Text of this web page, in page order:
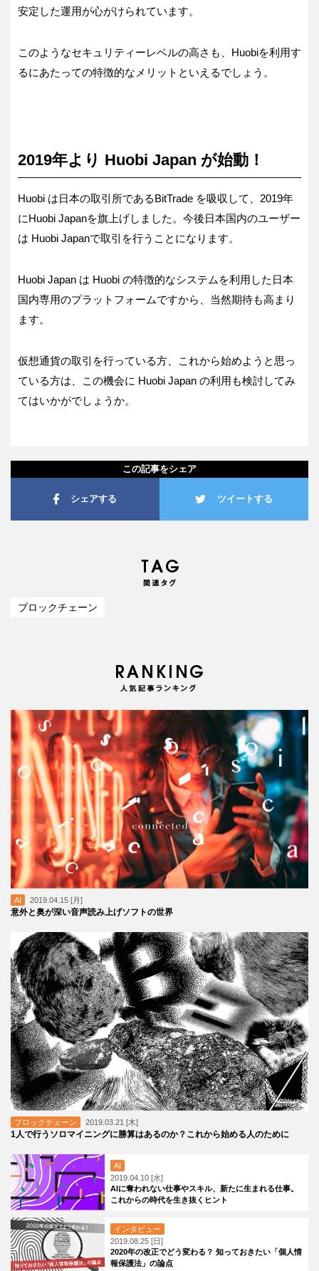
安定した運用が心がけられています。
このようなセキュリティーレベルの高さも、Huobiを利用す
るにあたっての特徴的なメリットといえるでしょう。
2019年より Huobi Japan が始動！
Huobi は日本の取引所であるBitTrade を吸収して、2019年
にHuobi Japanを旗上げしました。今後日本国内のユーザー
は Huobi Japanで取引を行うことになります。
Huobi Japan は Huobi の特徴的なシステムを利用した日本
国内専用のプラットフォームですから、当然期待も高まり
ます。
仮想通貨の取引を行っている方、これから始めようと思っ
ている方は、この機会に Huobi Japan の利用も検討してみ
てはいかがでしょうか。
この記事をシェア
シェアする ツイートする
ブロックチェーン
AI 2019.04.15 [月]
意外と奥が深い音声読み上げソフトの世界
ブロックチェーン 2019.03.21 [木]
1人で行うソロマイニングに勝算はあるのか？これから始める人のために
AI
2019.04.10 [水]
AIに奪われない仕事やスキル、新たに生まれる仕事。
これからの時代を生き抜くヒント
インタビュー
2019.08.25 [日]
2020年の改正でどう変わる？ 知っておきたい「個人情
報保護法」の論点